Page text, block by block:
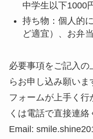
中学生以下1000
持ち物：個人的
ど適宜）、お弁
必要事項をご記入
らお申し込み願いま
フォームが上手く行
くは電話で直接連絡
Email: